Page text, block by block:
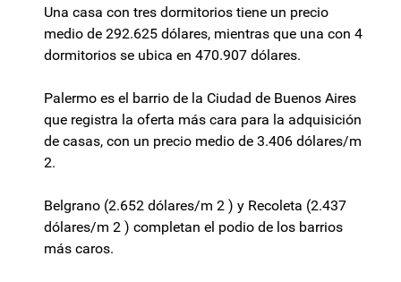
Una casa con tres dormitorios tiene un precio
medio de 292.625 dólares, mientras que una con 4
dormitorios se ubica en 470.907 dólares.
Palermo es el barrio de la Ciudad de Buenos Aires
que registra la oferta más cara para la adquisición
de casas, con un precio medio de 3.406 dólares/m
2.
Belgrano (2.652 dólares/m 2 ) y Recoleta (2.437
dólares/m 2 ) completan el podio de los barrios
más caros.